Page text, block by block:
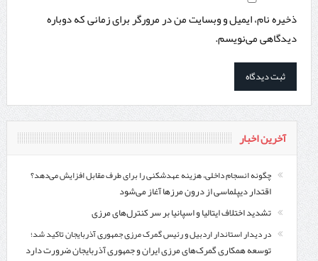
ذخیره نام، ایمیل و وبسایت من در مرورگر برای زمانی که دوباره
دیدگاهی می‌نویسم.
آخرین اخبار
چگونه انسجام داخلی، هزینه عهدشکنی را برای طرف مقابل افزایش می‌دهد؟
اقتدار دیپلماسی از درون مرزها آغاز می‌شود
تشدید اختلاف ایتالیا و اسپانیا بر سر کنترل‌های مرزی
در دیدار استاندار اردبیل و رئیس گمرک مرزی جمهوری آذربایجان تاکید شد؛
توسعه همکاری گمرک‌های مرزی ایران و جمهوری آذربایجان ضرورت دارد